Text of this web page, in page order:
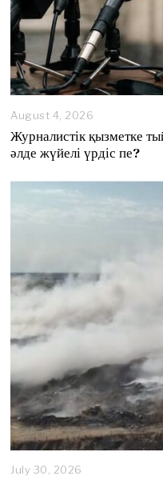
August 4, 2026
g
u
6
Журналистік қызметке
әлде жүйелі үрдіс пе?
July 30, 2026